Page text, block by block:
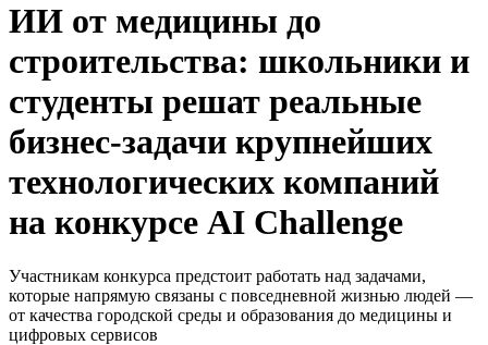
ИИ от медицины до
строительства: школьники и
студенты решат реальные
бизнес-задачи крупнейших
технологических компаний
на конкурсе AI Challenge
Участникам конкурса предстоит работать над задачами,
которые напрямую связаны с повседневной жизнью людей —
от качества городской среды и образования до медицины и
цифровых сервисов